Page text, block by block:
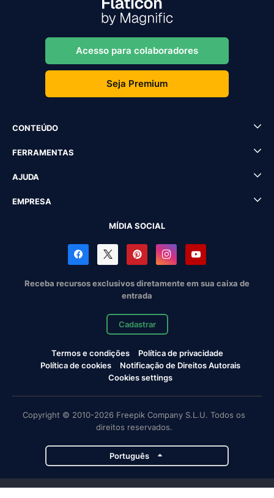
Acesso para colaboradores
Seja Premium
CONTEÚDO
FERRAMENTAS
AJUDA
EMPRESA
MÍDIA SOCIAL
Receba recursos exclusivos diretamente em sua caixa de
entrada
Cadastrar
Termos e condições
Política de privacidade
Política de cookies
Notificação de Direitos Autorais
Cookies settings
Copyright © 2010-2026 Freepik Company S.L.U. Todos os
direitos reservados.
Português